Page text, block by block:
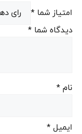
امتیاز شما *
دیدگاه شما *
نام *
ایمیل *